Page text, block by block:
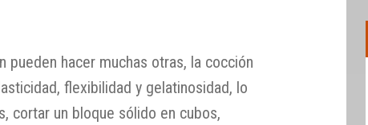
pueden hacer muchas otras, la cocción
flexibilidad y gelatinosidad, lo
cortar un bloque sólido en cubos,